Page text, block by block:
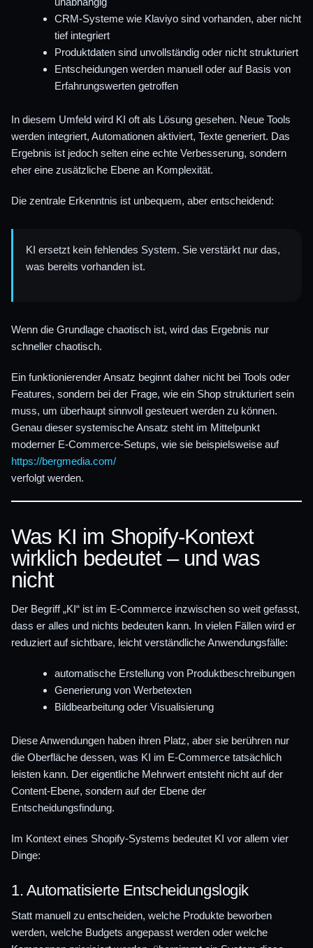
CRM-Systeme wie Klaviyo sind vorhanden, aber nicht
tief integriert
Produktdaten sind unvollständig oder nicht strukturiert
Entscheidungen werden manuell oder auf Basis von
Erfahrungswerten getroffen
In diesem Umfeld wird KI oft als Lösung gesehen. Neue Tools
werden integriert, Automationen aktiviert, Texte generiert. Das
Ergebnis ist jedoch selten eine echte Verbesserung, sondern
eher eine zusätzliche Ebene an Komplexität.
Die zentrale Erkenntnis ist unbequem, aber entscheidend:
KI ersetzt kein fehlendes System. Sie verstärkt nur das,
was bereits vorhanden ist.
Wenn die Grundlage chaotisch ist, wird das Ergebnis nur
schneller chaotisch.
Ein funktionierender Ansatz beginnt daher nicht bei Tools oder
Features, sondern bei der Frage, wie ein Shop strukturiert sein
muss, um überhaupt sinnvoll gesteuert werden zu können.
Genau dieser systemische Ansatz steht im Mittelpunkt
moderner E-Commerce-Setups, wie sie beispielsweise auf
https://bergmedia.com/
verfolgt werden.
Was KI im Shopify-Kontext
wirklich bedeutet – und was
nicht
Der Begriff „KI“ ist im E-Commerce inzwischen so weit gefasst,
dass er alles und nichts bedeuten kann. In vielen Fällen wird er
reduziert auf sichtbare, leicht verständliche Anwendungsfälle:
automatische Erstellung von Produktbeschreibungen
Generierung von Werbetexten
Bildbearbeitung oder Visualisierung
Diese Anwendungen haben ihren Platz, aber sie berühren nur
die Oberfläche dessen, was KI im E-Commerce tatsächlich
leisten kann. Der eigentliche Mehrwert entsteht nicht auf der
Content-Ebene, sondern auf der Ebene der
Entscheidungsfindung.
Im Kontext eines Shopify-Systems bedeutet KI vor allem vier
Dinge:
1. Automatisierte Entscheidungslogik
Statt manuell zu entscheiden, welche Produkte beworben
werden, welche Budgets angepasst werden oder welche